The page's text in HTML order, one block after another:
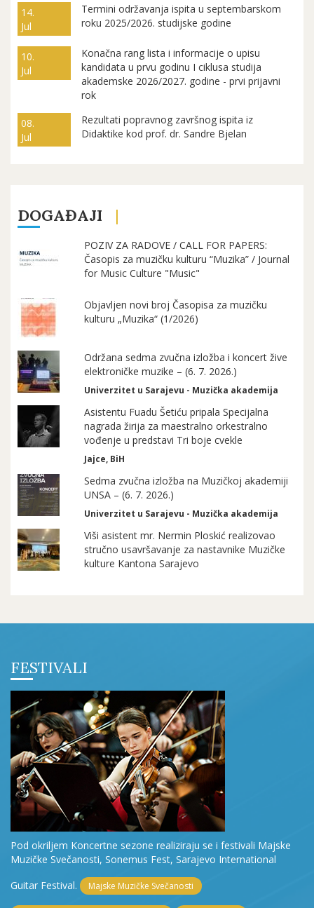
14.
Jul
Termini održavanja ispita u septembarskom
roku 2025/2026. studijske godine
10.
Jul
Konačna rang lista i informacije o upisu
kandidata u prvu godinu I ciklusa studija
akademske 2026/2027. godine - prvi prijavni
rok
08.
Jul
Rezultati popravnog završnog ispita iz
Didaktike kod prof. dr. Sandre Bjelan
DOGAĐAJI
POZIV ZA RADOVE / CALL FOR PAPERS:
Časopis za muzičku kulturu “Muzika” / Journal
for Music Culture "Music"
Objavljen novi broj Časopisa za muzičku
kulturu „Muzika“ (1/2026)
Održana sedma zvučna izložba i koncert žive
elektroničke muzike – (6. 7. 2026.)
Univerzitet u Sarajevu - Muzička akademija
Asistentu Fuadu Šetiću pripala Specijalna
nagrada žirija za maestralno orkestralno
vođenje u predstavi Tri boje cvekle
Jajce, BiH
Sedma zvučna izložba na Muzičkoj akademiji
UNSA – (6. 7. 2026.)
Univerzitet u Sarajevu - Muzička akademija
Viši asistent mr. Nermin Ploskić realizovao
stručno usavršavanje za nastavnike Muzičke
kulture Kantona Sarajevo
FESTIVALI
Pod okriljem Koncertne sezone realiziraju se i festivali Majske
Muzičke Svečanosti, Sonemus Fest, Sarajevo International
Guitar Festival.
Majske Muzičke Svečanosti